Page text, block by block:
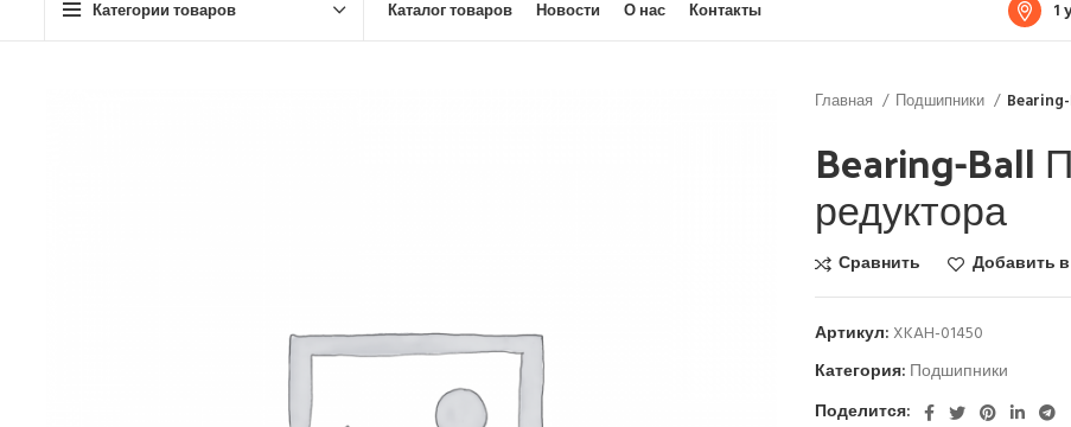
Категории товаров Каталог товаров Новости О нас Контакты 1
Главная Подшипники
Bearing-Ball
редуктора
Сравнить Добавить
Артикул: XKAH-01450
Категория: Подшипники
Поделится: